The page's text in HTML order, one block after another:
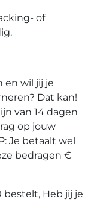
of
en wil jij je
Dat kan!
van 14 dagen
op jouw
Je betaalt wel
bedragen €
bestelt, Heb jij je